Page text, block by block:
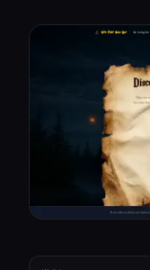
比较工具